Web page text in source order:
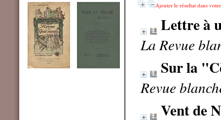
Ajouter le résultat dans
Lettre à
La Revue
Sur la
Revue
Vent de